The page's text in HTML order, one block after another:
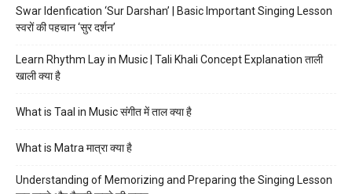
Swar Idenfication ‘Sur Darshan’ | Basic Important Singing Lesson
स्वरों की पहचान ‘सुर दर्शन’
Learn Rhythm Lay in Music | Tali Khali Concept Explanation ताली
खाली क्या है
What is Taal in Music संगीत में ताल क्या है
What is Matra मात्रा क्या है
Understanding of Memorizing and Preparing the Singing Lesson